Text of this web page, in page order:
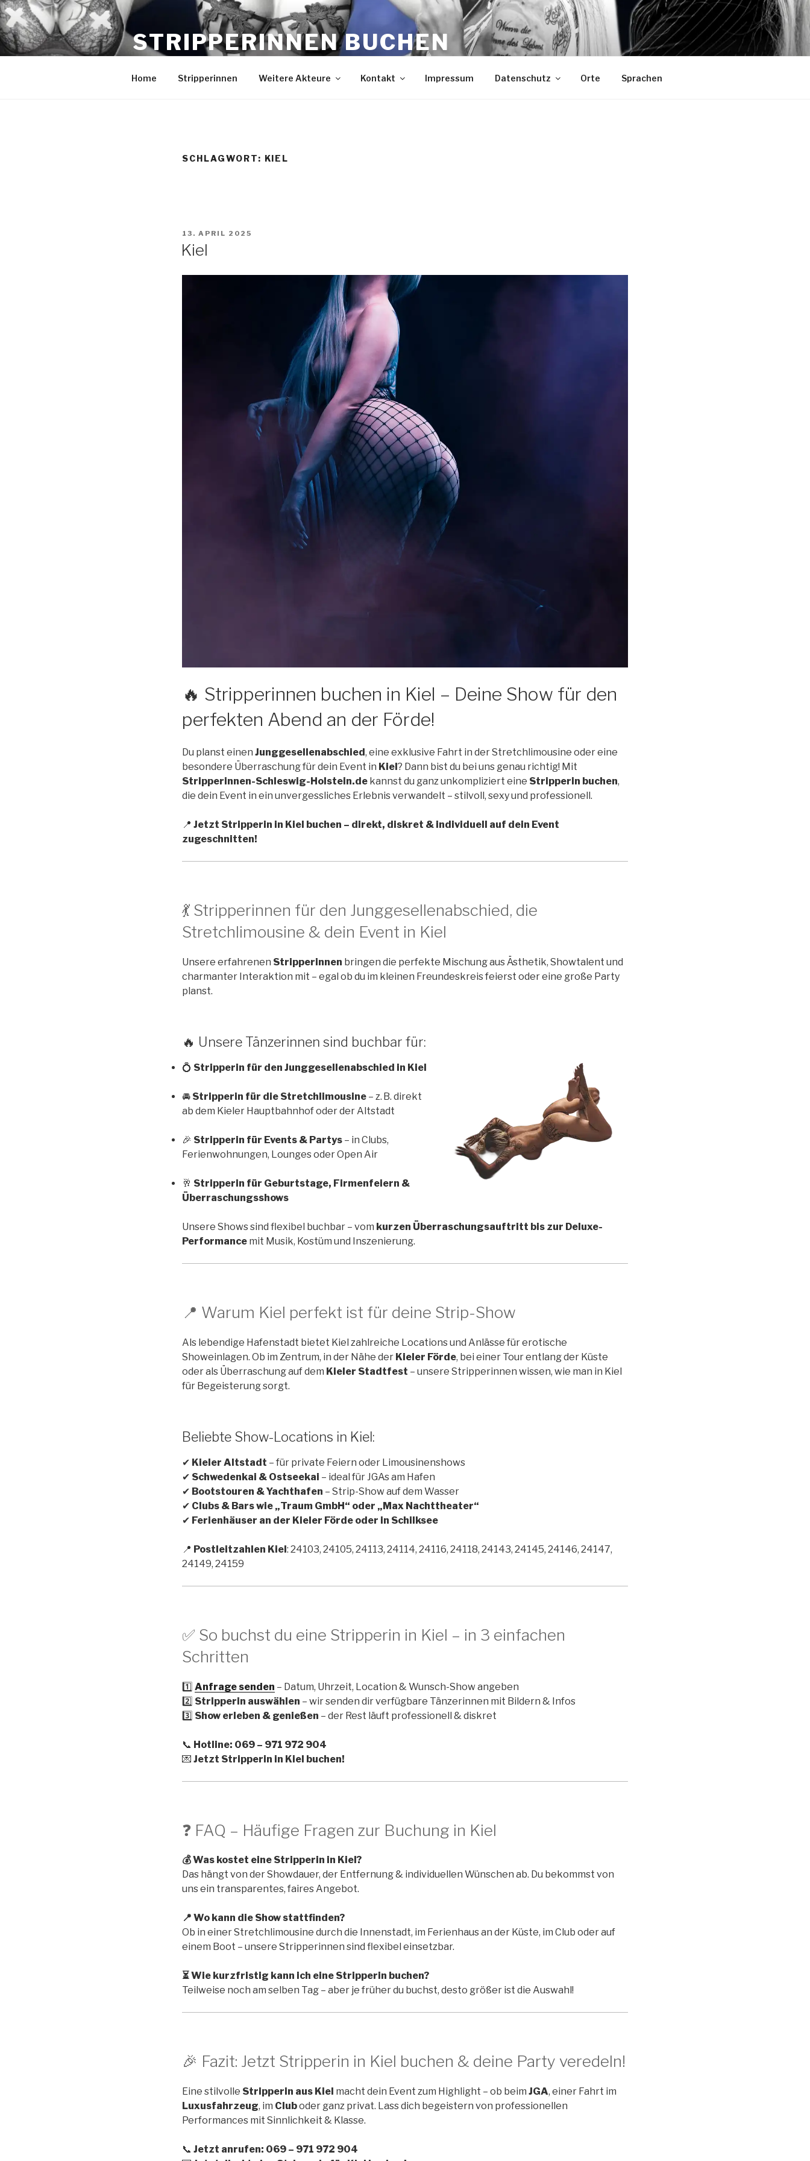
Zum
Inhalt
springen
STRIPPERINNEN BUCHEN
Home Stripperinnen Weitere Akteure Kontakt Impressum Datenschutz Orte Sprachen
SCHLAGWORT: KIEL
VERÖFFENTLICHT
13. APRIL 2025
Kiel
🔥 Stripperinnen buchen in Kiel – Deine Show für den
perfekten Abend an der Förde!
Du planst einen Junggesellenabschied, eine exklusive Fahrt in der Stretchlimousine oder eine
besondere Überraschung für dein Event in Kiel? Dann bist du bei uns genau richtig! Mit
Stripperinnen-Schleswig-Holstein.de kannst du ganz unkompliziert eine Stripperin buchen,
die dein Event in ein unvergessliches Erlebnis verwandelt – stilvoll, sexy und professionell.
📍 Jetzt Stripperin in Kiel buchen – direkt, diskret & individuell auf dein Event
zugeschnitten!
💃 Stripperinnen für den Junggesellenabschied, die
Stretchlimousine & dein Event in Kiel
Unsere erfahrenen Stripperinnen bringen die perfekte Mischung aus Ästhetik, Showtalent und
charmanter Interaktion mit – egal ob du im kleinen Freundeskreis feierst oder eine große Party
planst.
🔥 Unsere Tänzerinnen sind buchbar für:
💍 Stripperin für den Junggesellenabschied in Kiel
🚘 Stripperin für die Stretchlimousine – z. B. direkt
ab dem Kieler Hauptbahnhof oder der Altstadt
🎉 Stripperin für Events & Partys – in Clubs,
Ferienwohnungen, Lounges oder Open Air
🥂 Stripperin für Geburtstage, Firmenfeiern &
Überraschungsshows
Unsere Shows sind flexibel buchbar – vom kurzen Überraschungsauftritt bis zur Deluxe-
Performance mit Musik, Kostüm und Inszenierung.
📍 Warum Kiel perfekt ist für deine Strip-Show
Als lebendige Hafenstadt bietet Kiel zahlreiche Locations und Anlässe für erotische
Showeinlagen. Ob im Zentrum, in der Nähe der Kieler Förde, bei einer Tour entlang der Küste
oder als Überraschung auf dem Kieler Stadtfest – unsere Stripperinnen wissen, wie man in Kiel
für Begeisterung sorgt.
Beliebte Show-Locations in Kiel:
✔ Kieler Altstadt – für private Feiern oder Limousinenshows
✔ Schwedenkai & Ostseekai – ideal für JGAs am Hafen
✔ Bootstouren & Yachthafen – Strip-Show auf dem Wasser
✔ Clubs & Bars wie „Traum GmbH“ oder „Max Nachttheater“
✔ Ferienhäuser an der Kieler Förde oder in Schilksee
📍 Postleitzahlen Kiel: 24103, 24105, 24113, 24114, 24116, 24118, 24143, 24145, 24146, 24147,
24149, 24159
✅ So buchst du eine Stripperin in Kiel – in 3 einfachen
Schritten
1️⃣ Anfrage senden – Datum, Uhrzeit, Location & Wunsch-Show angeben
2️⃣ Stripperin auswählen – wir senden dir verfügbare Tänzerinnen mit Bildern & Infos
3️⃣ Show erleben & genießen – der Rest läuft professionell & diskret
📞 Hotline: 069 – 971 972 904
💌 Jetzt Stripperin in Kiel buchen!
❓ FAQ – Häufige Fragen zur Buchung in Kiel
💰 Was kostet eine Stripperin in Kiel?
Das hängt von der Showdauer, der Entfernung & individuellen Wünschen ab. Du bekommst von
uns ein transparentes, faires Angebot.
📍 Wo kann die Show stattfinden?
Ob in einer Stretchlimousine durch die Innenstadt, im Ferienhaus an der Küste, im Club oder auf
einem Boot – unsere Stripperinnen sind flexibel einsetzbar.
⏳ Wie kurzfristig kann ich eine Stripperin buchen?
Teilweise noch am selben Tag – aber je früher du buchst, desto größer ist die Auswahl!
🎉 Fazit: Jetzt Stripperin in Kiel buchen & deine Party veredeln!
Eine stilvolle Stripperin aus Kiel macht dein Event zum Highlight – ob beim JGA, einer Fahrt im
Luxusfahrzeug, im Cluboder ganz privat. Lass dich begeistern von professionellen
Performances mit Sinnlichkeit & Klasse.
📞 Jetzt anrufen: 069 – 971 972 904